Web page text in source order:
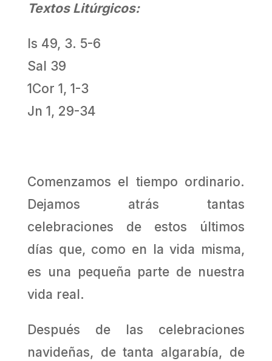
Textos Litúrgicos:
Is 49, 3. 5-6
Sal 39
1Cor 1, 1-3
Jn 1, 29-34
Comenzamos el tiempo ordinario.
Dejamos atrás tantas
celebraciones de estos últimos
días que, como en la vida misma,
es una pequeña parte de nuestra
vida real.
Después de las celebraciones
navideñas, de tanta algarabía, de